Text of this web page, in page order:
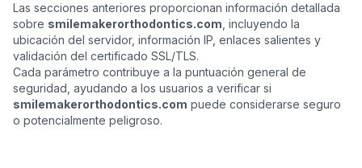
Las secciones anteriores proporcionan información detallada
sobre smilemakerorthodontics.com , incluyendo la
ubicación del servidor, información IP, enlaces salientes y
validación del certificado SSL/TLS.
Cada parámetro contribuye a la puntuación general de
seguridad, ayudando a los usuarios a verificar si
smilemakerorthodontics.com puede considerarse seguro
o potencialmente peligroso.